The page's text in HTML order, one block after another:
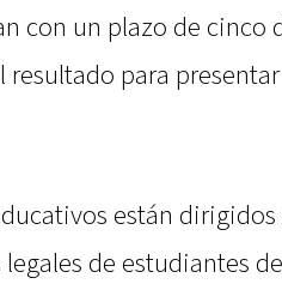
con un plazo de cinco
para
están
de estudiantes